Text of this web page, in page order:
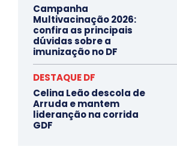
Campanha
Multivacinação 2026:
confira as principais
dúvidas sobre a
imunização no DF
DESTAQUE DF
Celina Leão descola de
Arruda e mantem
lideranção na corrida
GDF